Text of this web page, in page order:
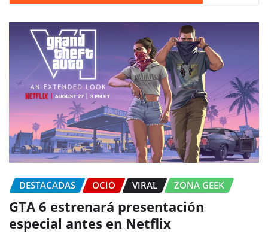
DESTACADAS OCIO VIRAL ZONA GEEK
GTA 6 estrenará presentación
especial antes en Netflix